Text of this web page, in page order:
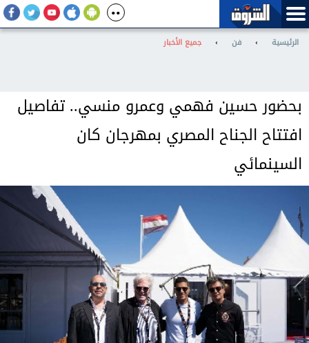
الرئيسية › فن › جميع الأخبار
بحضور حسين فهمي وعمرو منسي.. تفاصيل
افتتاح الجناح المصري بمهرجان كان
السينمائي